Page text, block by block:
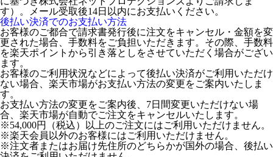
す）。メール受取後14日以内にお支払いください。
後払い決済でのお支払い方法
お客様のご都合で請求書発行後に注文をキャンセル・金額を変
更された場合、手数料をご負担いただきます。その際、手数料
を楽天ポイントから引き落としをさせていただく場合がござい
ます。
お客様のご利用状況などによって後払い決済がご利用いただけ
ない場合、楽天市場がお支払い方法の変更をご案内いたしま
す。
お支払い方法の変更をご案内後、7日間変更いただけない場
合、楽天市場が自動でご注文をキャンセルいたします。
※54,000円（税込）以上のご注文にはご利用いただけません。
※楽天会員以外のお客様にはご利用いただけません。
※注文者またはお届け先住所のどちらかが国外の場合、後払い